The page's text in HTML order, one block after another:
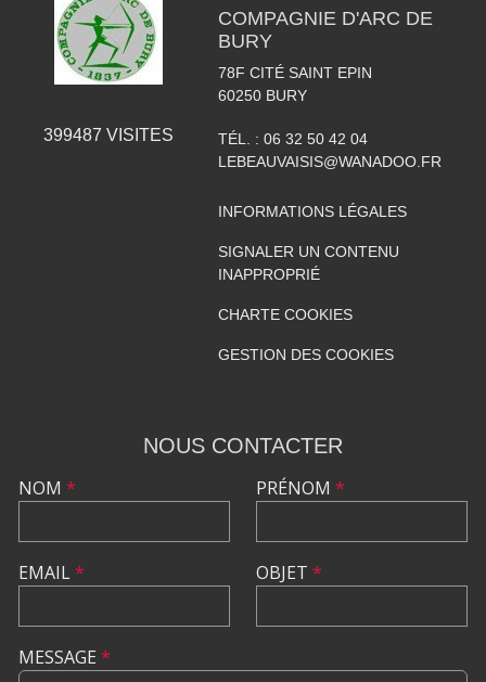
399487 VISITES
COMPAGNIE D'ARC DE
BURY
78F CITÉ SAINT EPIN
60250 BURY
TÉL. : 06 32 50 42 04
LEBEAUVAISIS@WANADOO.FR
INFORMATIONS LÉGALES
SIGNALER UN CONTENU
INAPPROPRIÉ
CHARTE COOKIES
GESTION DES COOKIES
NOUS CONTACTER
NOM *
EMAIL*
PRÉNOM *
OBJET *
MESSAGE *